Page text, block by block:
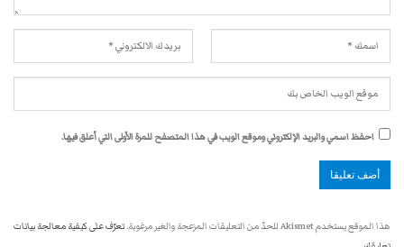
احفظ اسمي والبريد الإلكتروني وموقع الويب في هذا المتصفح للمرة الأولى التي أعلق فيها.
هذا الموقع يستخدم Akismet للحدّ من التعليقات المزعجة والغير مرغوبة.
تعرّف على كيفية معالجة بيانات